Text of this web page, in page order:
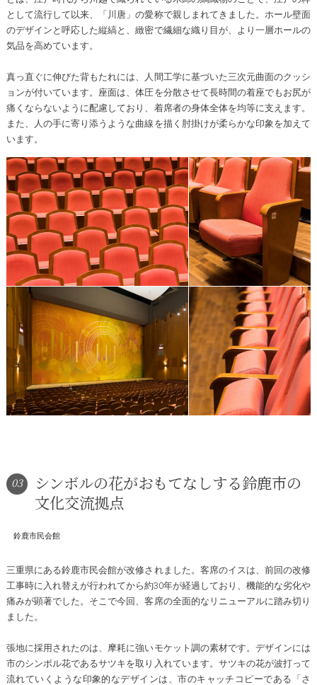
として流行して以来、「川唐」の愛称で親しまれてきました。ホール壁面
のデザインと呼応した縦縞と、緻密で繊細な織り目が、より一層ホールの
気品を高めています。
真っ直ぐに伸びた背もたれには、人間工学に基づいた三次元曲面のクッシ
ョンが付いています。座面は、体圧を分散させて長時間の着座でもお尻が
痛くならないように配慮しており、着席者の身体全体を均等に支えます。
また、人の手に寄り添うような曲線を描く肘掛けが柔らかな印象を加えて
います。
03
シンボルの花がおもてなしする鈴鹿市の
文化交流拠点
鈴鹿市民会館
三重県にある鈴鹿市民会館が改修されました。客席のイスは、前回の改修
工事時に入れ替えが行われてから約30年が経過しており、機能的な劣化や
痛みが顕著でした。そこで今回、客席の全面的なリニューアルに踏み切り
ました。
張地に採用されたのは、摩耗に強いモケット調の素材です。デザインには
市のシンボル花であるサツキを取り入れています。サツキの花が波打って
流れていくような印象的なデザインは、市のキャッチコピーである「さ